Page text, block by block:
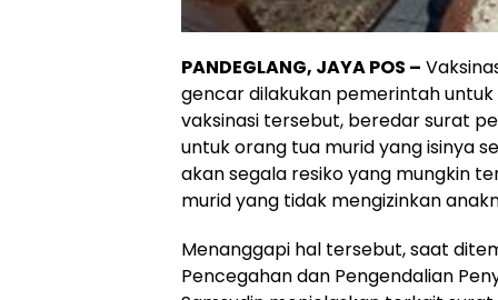
PANDEGLANG, JAYA POS –
gencar dilakukan pemerintah
vaksinasi tersebut, beredar surat
untuk orang tua murid yang isinya
akan segala resiko yang mungkin
murid yang tidak mengizinkan
Menanggapi hal tersebut, saat
Pencegahan dan Pengendalian